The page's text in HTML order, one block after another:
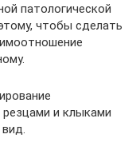
патологической
чтобы сделать
и клыками